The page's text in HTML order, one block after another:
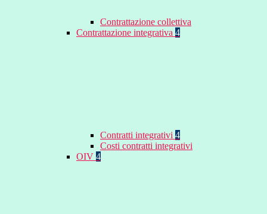
Contrattazione collettiva
Contrattazione integrativa 4
Contratti integrativi 4
Costi contratti integrativi
OIV 4